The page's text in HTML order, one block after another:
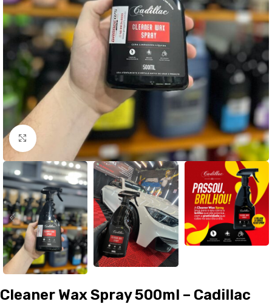
Clique para ampliar
Cleaner Wax Spray 500ml – Cadillac